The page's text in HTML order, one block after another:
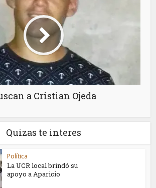
a Cristian Ojeda
Quizas te interes
Política
La UCR local brindó su
apoyo a Aparicio